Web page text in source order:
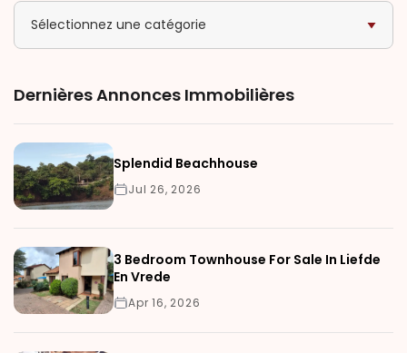
Sélectionnez une catégorie
Dernières Annonces Immobilières
Splendid Beachhouse
Jul 26, 2026
3 Bedroom Townhouse For Sale In Liefde
En Vrede
Apr 16, 2026